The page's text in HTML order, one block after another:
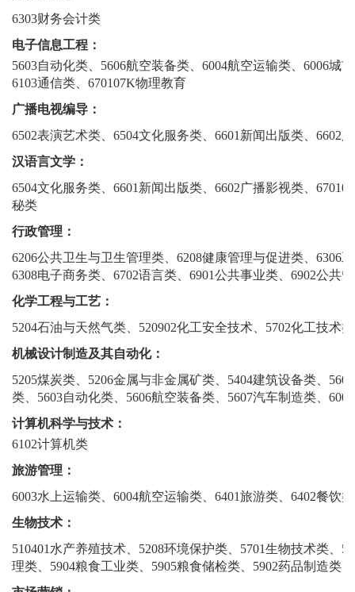
6303财务会计类
电子信息工程：
5603自动化类、5606航空装备类、6004航空运输类、6006城
6103通信类、670107K物理教育
广播电视编导：
6502表演艺术类、6504文化服务类、6601新闻出版类、6602
汉语言文学：
6504文化服务类、6601新闻出版类、6602广播影视类、
秘类
行政管理：
6206公共卫生与卫生管理类、6208健康管理与促进类、6306
6308电子商务类、6702语言类、6901公共事业类、6902公共
化学工程与工艺：
5204石油与天然气类、520902化工安全技术、5702化工技术
机械设计制造及其自动化：
5205煤炭类、5206金属与非金属矿类、5404建筑设备类、
类、5603自动化类、5606航空装备类、5607汽车制造类、
计算机科学与技术：
6102计算机类
旅游管理：
6003水上运输类、6004航空运输类、6401旅游类、6402餐饮
生物技术：
510401水产养殖技术、5208环境保护类、5701生物技术类、
理类、5904粮食工业类、5905粮食储检类、5902药品制造类